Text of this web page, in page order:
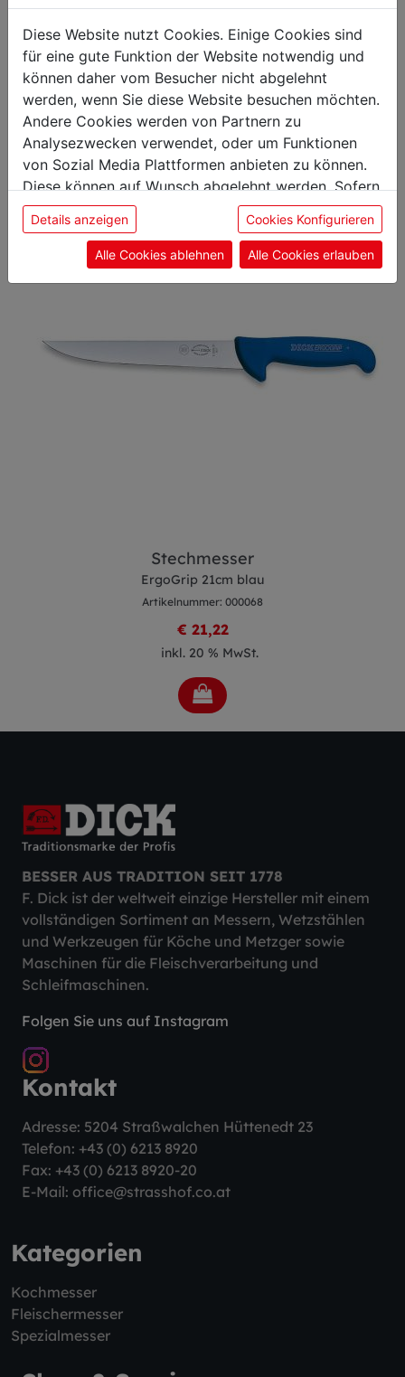
Das könnte Sie auch
interessieren
Stechmesser
ErgoGrip 21cm blau
Artikelnummer: 000068
€ 21,22
inkl. 20 % MwSt.
Stechmesser
BESSER AUS TRADITION SEIT 1778
F. Dick ist der weltweit einzige Hersteller mit einem
vollständigen Sortiment an Messern, Wetzstählen
und Werkzeugen für Köche und Metzger sowie
Maschinen für die Fleischverarbeitung und
Schleifmaschinen.
Folgen Sie uns auf Instagram
Kontakt
Adresse: 5204 Straßwalchen Hüttenedt 23
Telefon: +43 (0) 6213 8920
Fax: +43 (0) 6213 8920-20
E-Mail: office@strasshof.co.at
Kategorien
Kochmesser
Fleischermesser
Spezialmesser
Diese Website nutzt Cookies. Einige Cookies sind
für eine gute Funktion der Website notwendig und
können daher vom Besucher nicht abgelehnt
werden, wenn Sie diese Website besuchen möchten.
Andere Cookies werden von Partnern zu
Analysezwecken verwendet, oder um Funktionen
von Sozial Media Plattformen anbieten zu können.
Diese können auf Wunsch abgelehnt werden. Sofern
sie unsere Webseite weiter nutzen, geben Sie
Einwilligung zu unseren Cookies.
Details anzeigen Cookies Konfigurieren
Alle Cookies ablehnen Alle Cookies erlauben